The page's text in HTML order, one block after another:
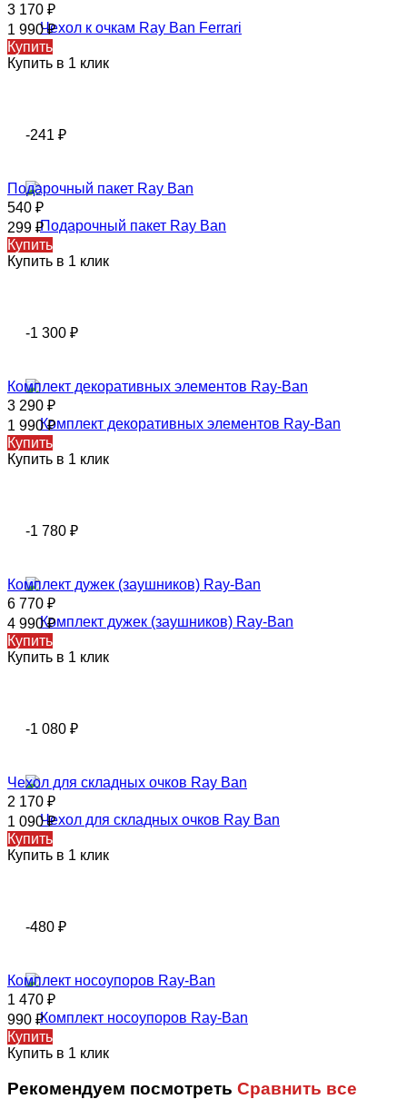
3 170 ₽
1 990₽
Купить
Купить в 1 клик
-241 ₽
Подарочный пакет Ray Ban
540 ₽
299 ₽
Купить
Купить в 1 клик
-1 300 ₽
Комплект декоративных элементов Ray-Ban
3 290 ₽
1 990₽
Купить
Купить в 1 клик
-1 780 ₽
Комплект дужек (заушников) Ray-Ban
6 770 ₽
4 990₽
Купить
Купить в 1 клик
-1 080 ₽
Чехол для складных очков Ray Ban
2 170 ₽
1 090₽
Купить
Купить в 1 клик
-480 ₽
Комплект носоупоров Ray-Ban
1 470 ₽
990 ₽
Купить
Купить в 1 клик
Рекомендуем посмотреть Сравнить все